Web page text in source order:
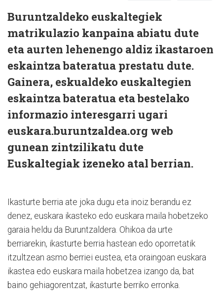
Buruntzaldeko euskaltegiek
matrikulazio kanpaina abiatu dute
eta aurten lehenengo aldiz ikastaroen
eskaintza bateratua prestatu dute.
Gainera, eskualdeko euskaltegien
eskaintza bateratua eta bestelako
informazio interesgarri ugari
euskara.buruntzaldea.org web
gunean zintzilikatu dute
Euskaltegiak izeneko atal berrian.
Ikasturte berria ate joka dugu eta inoiz berandu ez
denez, euskara ikasteko edo euskara maila hobetzeko
garaia heldu da Buruntzaldera. Ohikoa da urte
berriarekin, ikasturte berria hastean edo oporretatik
itzultzean asmo berriei eustea, eta oraingoan euskara
ikastea edo euskara maila hobetzea izango da, bat
baino gehiagorentzat, ikasturte berriko erronka.